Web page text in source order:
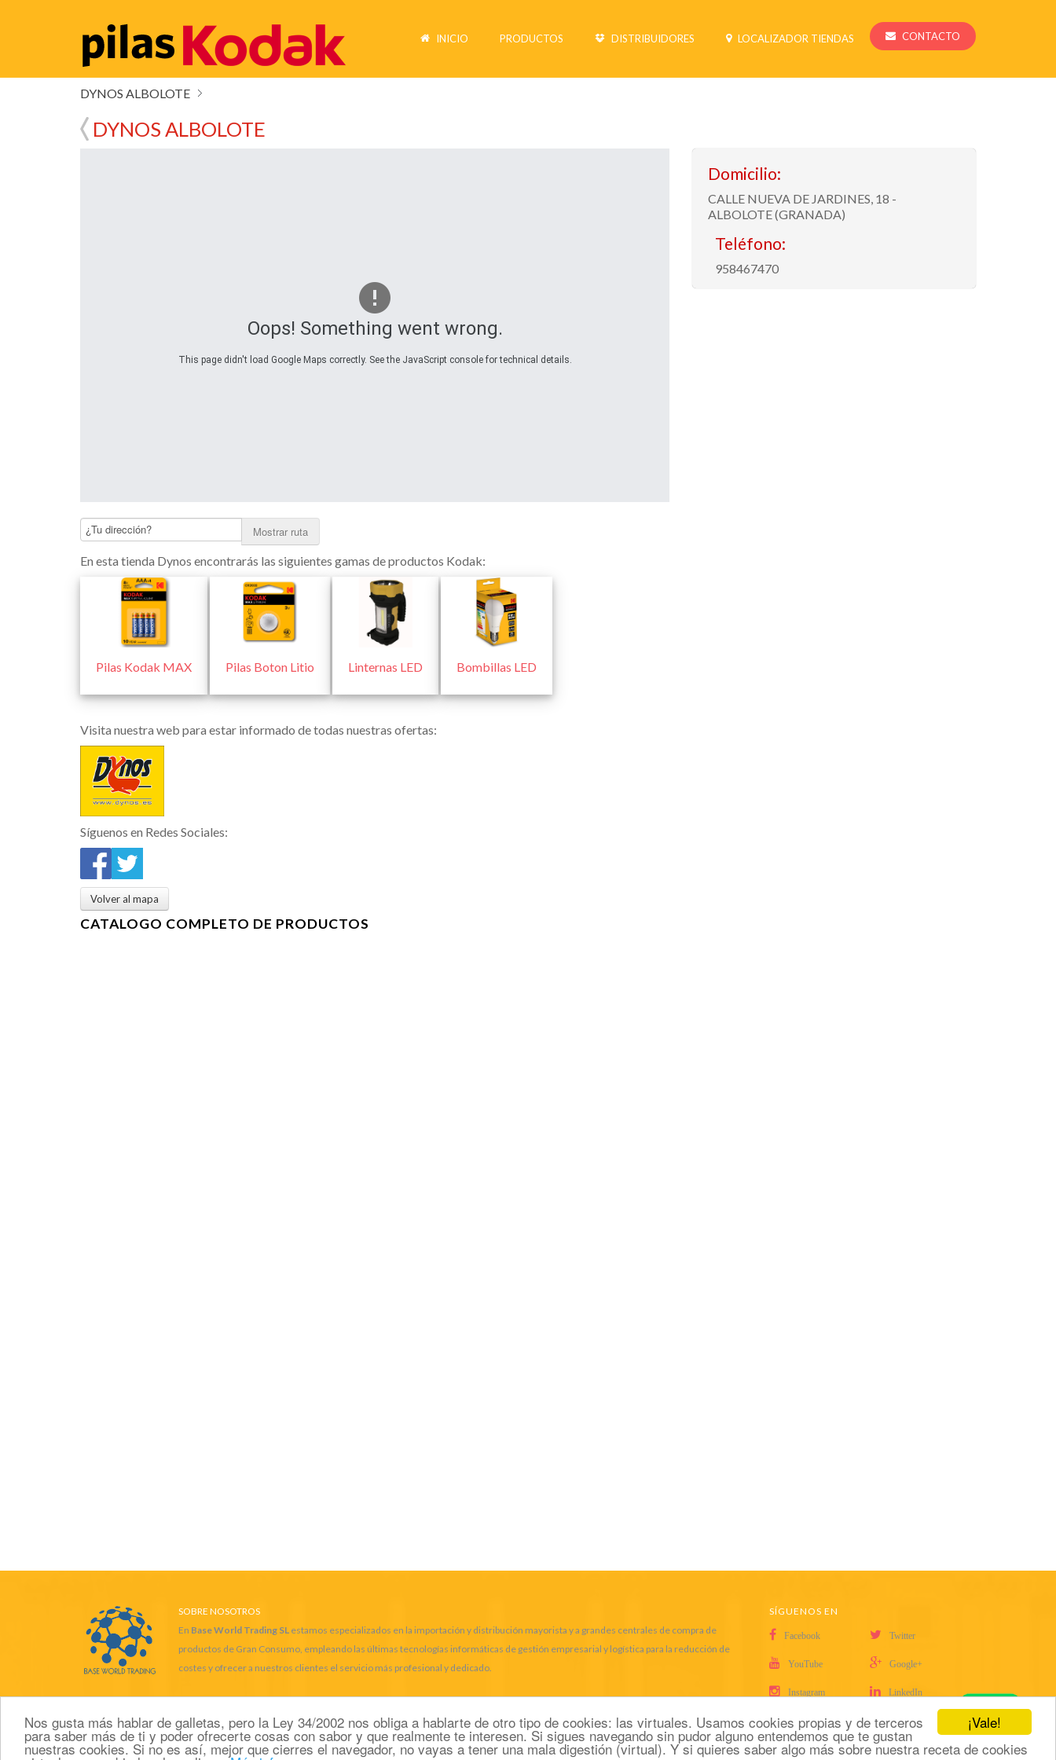
¡Vale!
Nos gusta más hablar de galletas, pero la Ley 34/2002 nos obliga a hablarte de otro tipo de cookies: las virtuales. Usamos cookies propias y de terceros
para saber más de ti y poder ofrecerte cosas con sabor y que realmente te interesen. Si sigues navegando sin pudor alguno entendemos que te gustan
nuestras cookies. Si no es así, mejor que cierres el navegador, no vayas a tener una mala digestión (virtual). Y si quieres saber algo más sobre nuestra receta de cookies
INICIO PRODUCTOS DISTRIBUIDORES LOCALIZADOR TIENDAS CONTACTO
DYNOS ALBOLOTE
DYNOS ALBOLOTE
Oops! Something went wrong.
This page didn't load Google Maps correctly. See the JavaScript console for technical details.
Mostrar ruta
En esta tienda Dynos encontrarás las siguientes gamas de productos Kodak:
Pilas Kodak MAX Pilas Boton Litio Linternas LED Bombillas LED
Visita nuestra web para estar informado de todas nuestras ofertas:
Síguenos en Redes Sociales:
Domicilio:
CALLE NUEVA DE JARDINES, 18 -
ALBOLOTE (GRANADA)
Teléfono:
958467470
Volver al mapa
CATALOGO COMPLETO DE PRODUCTOS
SOBRE NOSOTROS
En Base World Trading SL estamos especializados en la importación y distribución mayorista y a grandes centrales de compra de
productos de Gran Consumo, empleando las últimas tecnologías informáticas de gestión empresarial y logística para la reducción de
costes y ofrecer a nuestros clientes el servicio más profesional y dedicado.
SÍGUENOS EN
Facebook Twitter
YouTube Google+
Instagram LinkedIn
Copyright © 2022 Base World Trading SL . Todos los derechos reservados.